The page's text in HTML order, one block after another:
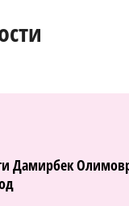
Дамирбек